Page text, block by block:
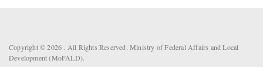
Copyright © 2026 . All Rights Reserved. Ministry of Federal Affairs and Local
Development (MoFALD).